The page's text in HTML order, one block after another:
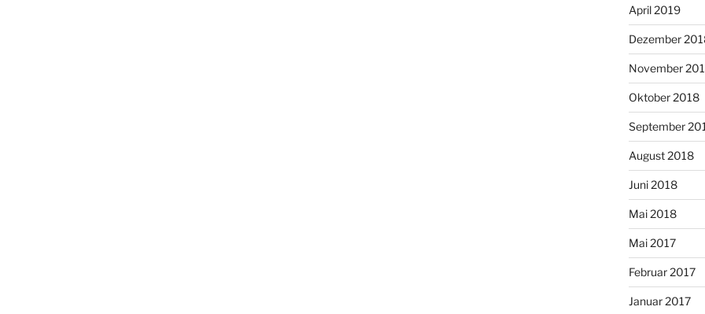
April 2019
Dezember
November
Oktober 2018
September
August 2018
Juni 2018
Mai 2018
Mai 2017
Februar 2017
Januar 2017